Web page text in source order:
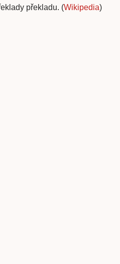
překladu. (Wikipedia)